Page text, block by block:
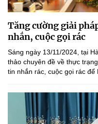
Tăng cường giải
nhắn, cuộc gọi rác
Sáng ngày 13/11/2024, tại
thảo chuyên đề về thực
tin nhắn rác, cuộc gọi rác để